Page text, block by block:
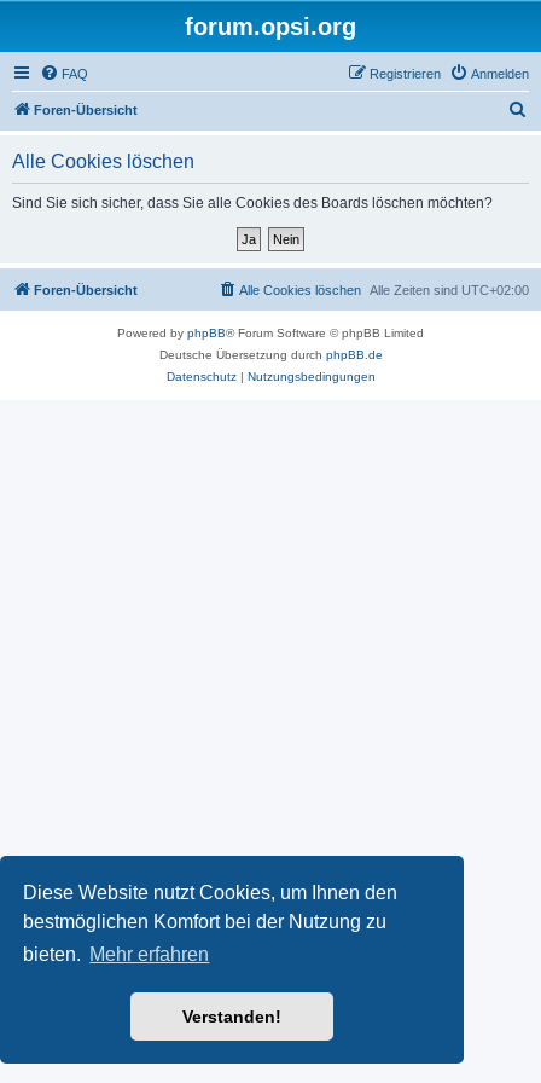
Diese Website nutzt Cookies, um Ihnen den
bestmöglichen Komfort bei der Nutzung zu
bieten. Mehr erfahren
Verstanden!
forum.opsi.org
FAQ Anmelden
Registrieren
Foren-Übersicht
Alle Cookies löschen
Sind Sie sich sicher, dass Sie alle Cookies des Boards löschen möchten?
Foren-Übersicht Alle Zeiten sind UTC+02:00
Alle Cookies löschen
Powered by phpBB® Forum Software © phpBB Limited
Deutsche Übersetzung durch phpBB.de
Datenschutz| Nutzungsbedingungen